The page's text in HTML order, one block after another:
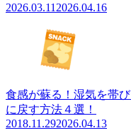
2026.03.11 2026.04.16
食感が蘇る！湿気を帯
に戻す方法４選！
2018.11.292026.04.13